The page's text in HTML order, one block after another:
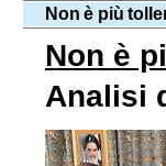
Non è più
Non è
Analisi